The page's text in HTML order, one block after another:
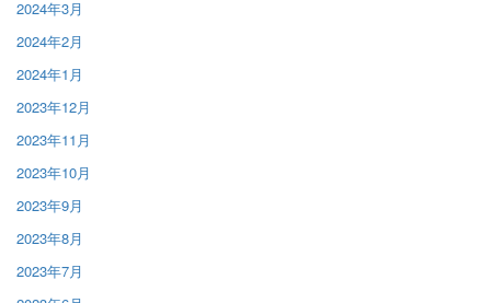
2024年3月
2024年2月
2024年1月
2023年12月
2023年11月
2023年10月
2023年9月
2023年8月
2023年7月